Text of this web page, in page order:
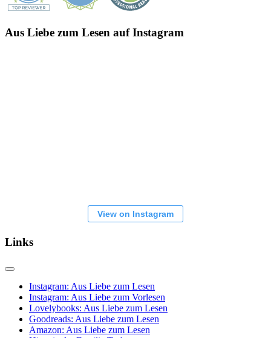
Aus Liebe zum Lesen auf Instagram
View on Instagram
Links
Instagram: Aus Liebe zum Lesen
Instagram: Aus Liebe zum Vorlesen
Lovelybooks: Aus Liebe zum Lesen
Goodreads: Aus Liebe zum Lesen
Amazon: Aus Liebe zum Lesen